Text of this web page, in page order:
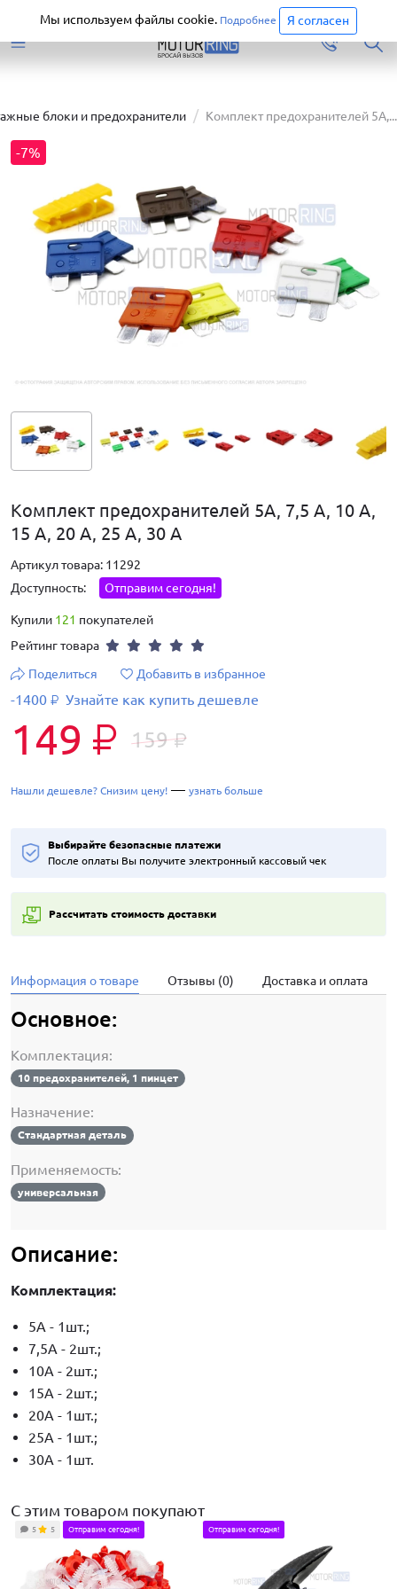
Перейти
блоки и предохранители Комплект предохранителей 5А,...
-7%
Комплект предохранителей 5А, 7,5 А, 10 А,
15 А, 20 А, 25 А, 30 А
Артикул товара: 11292
Доступность:
Отправим сегодня!
Купили 121 покупателей
Рейтинг товара
Поделиться
Добавить в избранное
-1400 ₽ Узнайте как купить дешевле
149 ₽ 159₽
Нашли дешевле? Снизим цену! — узнать больше
Выбирайте безопасные платежи
После оплаты Вы получите электронный кассовый чек
Рассчитать стоимость доставки
Информация о товаре Отзывы (0) Доставка и оплата
Основное:
Комплектация:
10 предохранителей, 1 пинцет
Назначение:
Стандартная деталь
Применяемость:
универсальная
Описание:
Комплектация:
5А - 1шт.;
7,5А - 2шт.;
10А - 2шт.;
15А - 2шт.;
20А - 1шт.;
25А - 1шт.;
30А - 1шт.
С этим товаром покупают
5 5 Отправим сегодня! Отправим сегодня!
Мы используем файлы cookie. Подробнее Я согласен